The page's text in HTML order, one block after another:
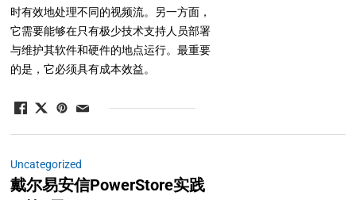
时有效地处理不同的视频流。另一方面，
它需要能够在只有极少技术支持人员部署
与维护其软件和硬件的地点运行。最重要
的是，它必须具有成本效益。
Uncategorized
戴尔易安信PowerStore实践